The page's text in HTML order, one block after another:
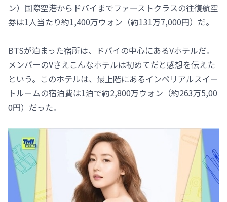
ン）国際空港からドバイまでファーストクラスの往復航空
券は1人当たり約1,400万ウォン（約131万7,000円）だ。
BTSが泊まった宿所は、ドバイの中心にあるVホテルだ。
メンバーのVさえこんなホテルは初めてだと感想を伝えた
という。このホテルは、最上階にあるインペリアルスイー
トルームの宿泊費は1泊で約2,800万ウォン（約263万5,00
0円）だった。